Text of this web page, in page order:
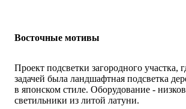
Восточные мотивы
Проект подсветки загородного участка,
задачей была ландшафтная подсветка
в японском стиле. Оборудование -
светильники из литой латуни.